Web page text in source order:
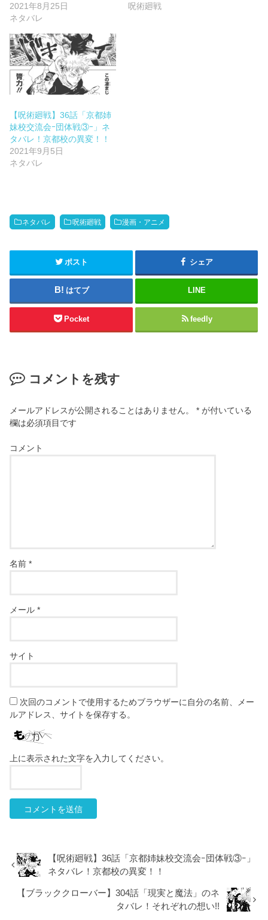
2021年8月25日
ネタバレ
呪術廻戦
【呪術廻戦】36話「京都姉
妹校交流会ｰ団体戦③ｰ」ネ
タバレ！京都校の異変！！
2021年9月5日
ネタバレ
ネタバレ 呪術廻戦 漫画・アニメ
ポスト シェア
はてブ LINE
Pocket feedly
コメントを残す
メールアドレスが公開されることはありません。 * が付いている
欄は必須項目です
コメント
名前*
メール*
サイト
次回のコメントで使用するためブラウザーに自分の名前、メー
ルアドレス、サイトを保存する。
上に表示された文字を入力してください。
【呪術廻戦】36話「京都姉妹校交流会ｰ団体戦③ｰ」
ネタバレ！京都校の異変！！
【ブラッククローバー】304話「現実と魔法」のネ
タバレ！それぞれの想い!!